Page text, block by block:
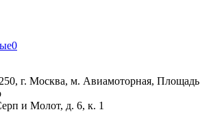
0
г. Москва, м. Авиамоторная, Площадь
и Молот, д. 6, к. 1